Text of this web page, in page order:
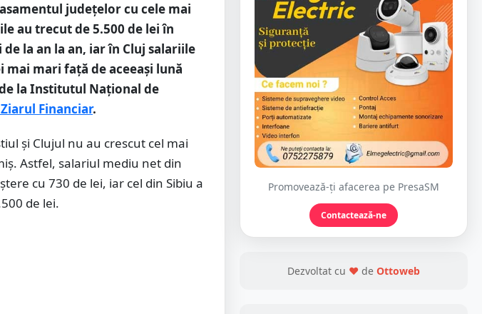
judeţelor cu cele mai
au trecut de 5.500 de lei în
la an la an, iar în Cluj salariile
mai mari faţă de aceeaşi lună
la Institutul Naţional de
Financiar.
şi Clujul nu au crescut cel mai
Astfel, salariul mediu net din
cu 730 de lei, iar cel din Sibiu a
de lei.
Promovează-ți afacerea pe PresaSM
Contactează-ne
Dezvoltat cu ❤ de Ottoweb